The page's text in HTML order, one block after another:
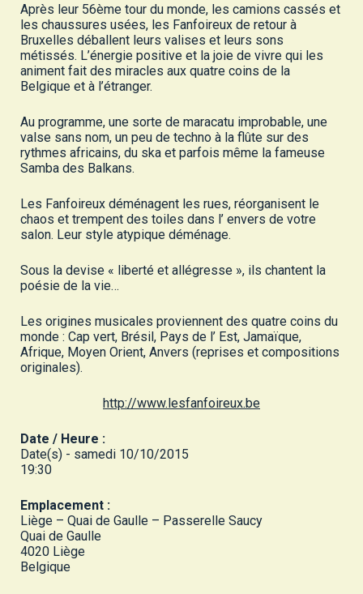
Après leur 56ème tour du monde, les camions cassés et
les chaussures usées, les Fanfoireux de retour à
Bruxelles déballent leurs valises et leurs sons
métissés. L’énergie positive et la joie de vivre qui les
animent fait des miracles aux quatre coins de la
Belgique et à l’étranger.
Au programme, une sorte de maracatu improbable, une
valse sans nom, un peu de techno à la flûte sur des
rythmes africains, du ska et parfois même la fameuse
Samba des Balkans.
Les Fanfoireux déménagent les rues, réorganisent le
chaos et trempent des toiles dans l’ envers de votre
salon. Leur style atypique déménage.
Sous la devise « liberté et allégresse », ils chantent la
poésie de la vie…
Les origines musicales proviennent des quatre coins du
monde : Cap vert, Brésil, Pays de l’ Est, Jamaïque,
Afrique, Moyen Orient, Anvers (reprises et compositions
originales).
http://www.lesfanfoireux.be
Date / Heure :
Date(s) - samedi 10/10/2015
19:30
Emplacement :
Liège – Quai de Gaulle – Passerelle Saucy
Quai de Gaulle
4020 Liège
Belgique